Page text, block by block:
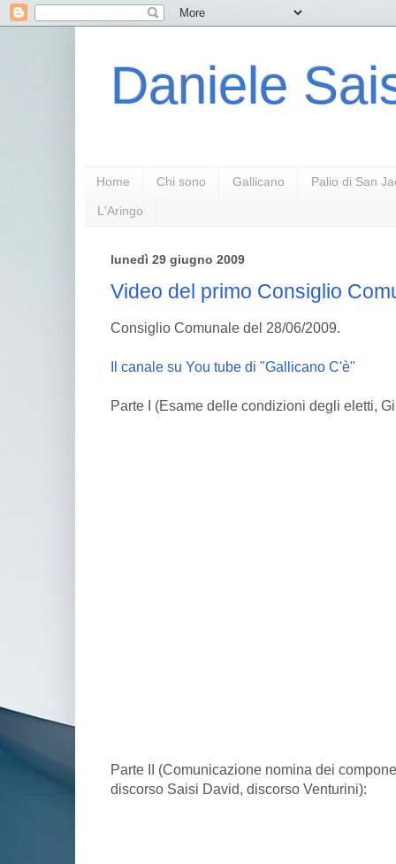
Daniele
Home Chi sono Gallicano Palio di San
L'Aringo
lunedì 29 giugno 2009
Video del primo Consiglio
Consiglio Comunale del 28/06/2009.
Il canale su You tube di "Gallicano C'è"
Parte I (Esame delle condizioni degli eletti,
Parte II (Comunicazione nomina dei
discorso Saisi David, discorso Venturini):